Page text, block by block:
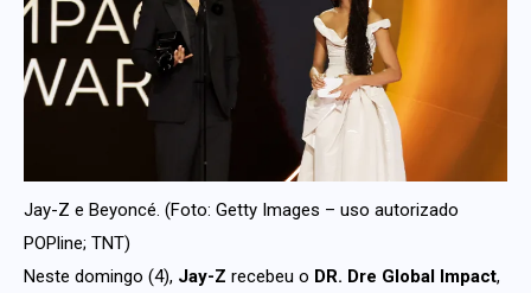
Jay-Z e Beyoncé. (Foto: Getty Images – uso autorizado
POPline; TNT)
Neste domingo (4), Jay-Z recebeu o DR. Dre Global Impact,